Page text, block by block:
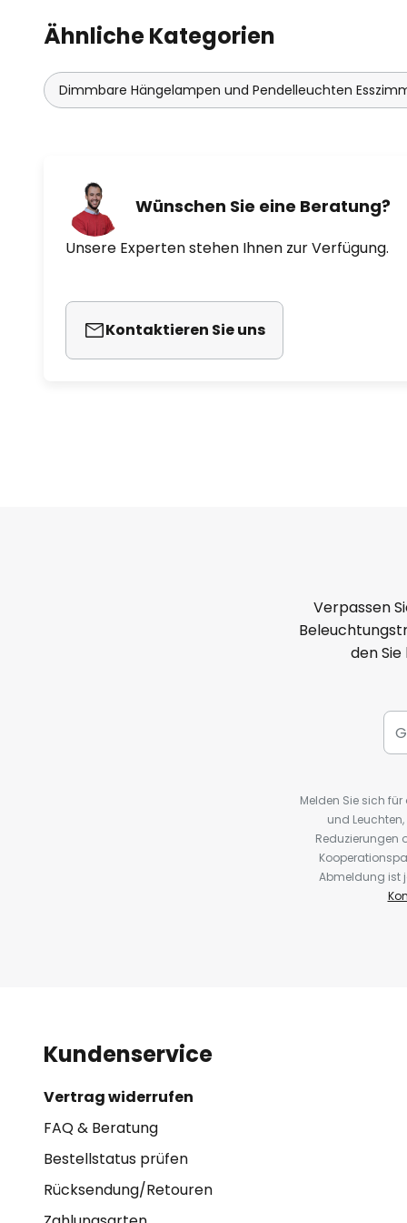
Ähnliche Kategorien
Dimmbare Hängelampen und Pendelleuchten
Wünschen Sie eine Beratung?
Unsere Experten stehen Ihnen zur Verfügung.
Kontaktieren Sie uns
Verpassen
den
Melden Sie sich
und
Reduzierungen
Abmeldung ist
Kundenservice
Vertrag widerrufen
FAQ & Beratung
Bestellstatus prüfen
Rücksendung/Retouren